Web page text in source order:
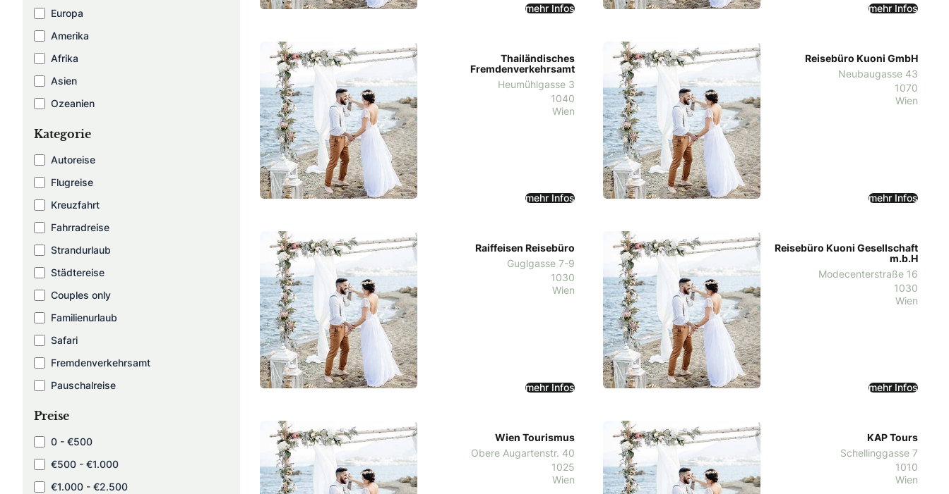
Europa
Amerika
Afrika
Asien
Ozeanien
Kategorie
Autoreise
Flugreise
Kreuzfahrt
Fahrradreise
Strandurlaub
Städtereise
Couples only
Familienurlaub
Safari
Fremdenverkehrsamt
Pauschalreise
Preise
0 - €500
€500 - €1.000
€1.000 - €2.500
mehr Infos mehr Infos
Thailändisches
Fremdenverkehrsamt
Heumühlgasse 3
1040
Wien
mehr Infos
Reisebüro Kuoni GmbH
Neubaugasse 43
1070
Wien
mehr Infos
Raiffeisen Reisebüro
Guglgasse 7-9
1030
Wien
mehr Infos
Reisebüro Kuoni Gesellschaft
m.b.H
Modecenterstraße 16
1030
Wien
mehr Infos
Wien Tourismus
Obere Augartenstr. 40
1025
Wien
KAP Tours
Schellinggasse 7
1010
Wien